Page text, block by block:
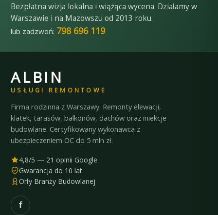
Bezpłatna wizja lokalna i wiążąca wycena. Działamy w
Warszawie i na Mazowszu od 2013 roku.
lub zadzwoń: 798 696 119
ALBIN
USŁUGI REMONTOWE
Firma rodzinna z Warszawy. Remonty elewacji,
klatek, tarasów, balkonów, dachów oraz iniekcje
budowlane. Certyfikowany wykonawca z
ubezpieczeniem OC do 5 mln zł.
4,8/5 — 21 opinii Google
Gwarancja do 10 lat
Orły Branży Budowlanej